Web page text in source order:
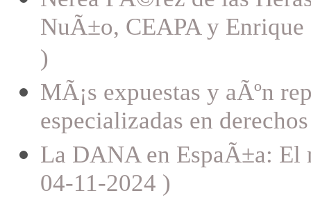
NuÃ±o, CEAPA y
)
MÃ¡s expuestas y aÃºn
especializadas en
La DANA en EspaÃ±a: El
04-11-2024 )